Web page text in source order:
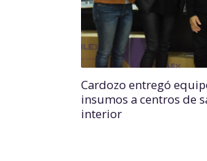
Cardozo entregó
insumos a centros de
interior